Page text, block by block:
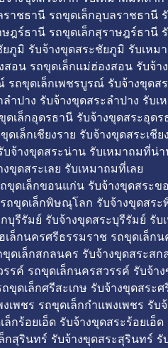
าชธานี รถขุดเล็กอุบลราชธานี
ฎร์ธานี รถขุดเล็กสุราษฎร์ธานี
ภูมิ รับจ้างขุดสระชัยภูมิ รับเหม
อน รถขุดเล็กแม่ฮ่องสอน รับจ้
ถขุดเล็กเพชรบูรณ์ รับจ้างขุด
ำปาง รับจ้างขุดสระลำปาง รับเ
เล็กอุดรธานี รับจ้างขุดสระอุด
เล็กเชียงราย รับจ้างขุดสระเชี
จ้างขุดสระน่าน รับเหมาถมที่น่
ขุดสระเลย รับเหมาถมที่เลย
ดเล็กขอนแก่น รับจ้างขุดสระ
ขุดเล็กพิษณุโลก รับจ้างขุดสร
บุรีรัมย์ รับจ้างขุดสระบุรีรัมย์ รับ
ล็กนครศรีธรรมราช รถขุดเล็
ดเล็กสกลนคร รับจ้างขุดสระส
รค์ รถขุดเล็กนครสวรรค์ รับจ้
ดเล็กศรีสะเกษ รับจ้างขุดสระ
พชร รถขุดเล็กกำแพงเพชร รั
กร้อยเอ็ด รับจ้างขุดสระร้อยเอ็
สุรินทร์ รับจ้างขุดสระสุรินทร์